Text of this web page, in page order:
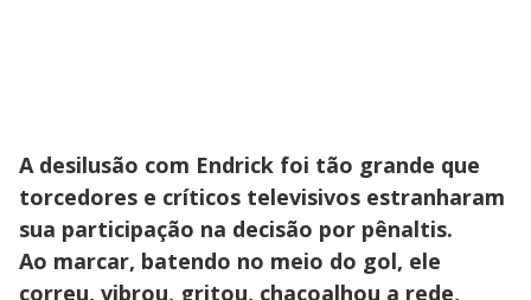
A desilusão com Endrick foi tão grande que
torcedores e críticos televisivos estranharam
sua participação na decisão por pênaltis.
Ao marcar, batendo no meio do gol, ele
correu, vibrou, gritou, chacoalhou a rede,